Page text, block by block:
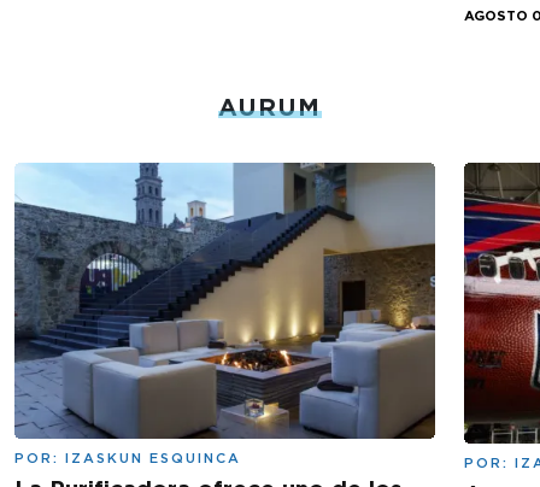
AGOSTO
AURUM
POR: IZASKUN ESQUINCA POR: